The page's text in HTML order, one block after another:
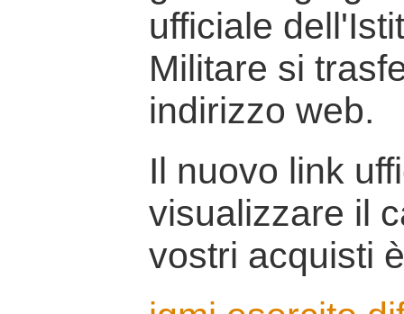
ufficiale
Militare si
indirizzo web.
Il nuovo link
visualizzare il
vostri acquisti